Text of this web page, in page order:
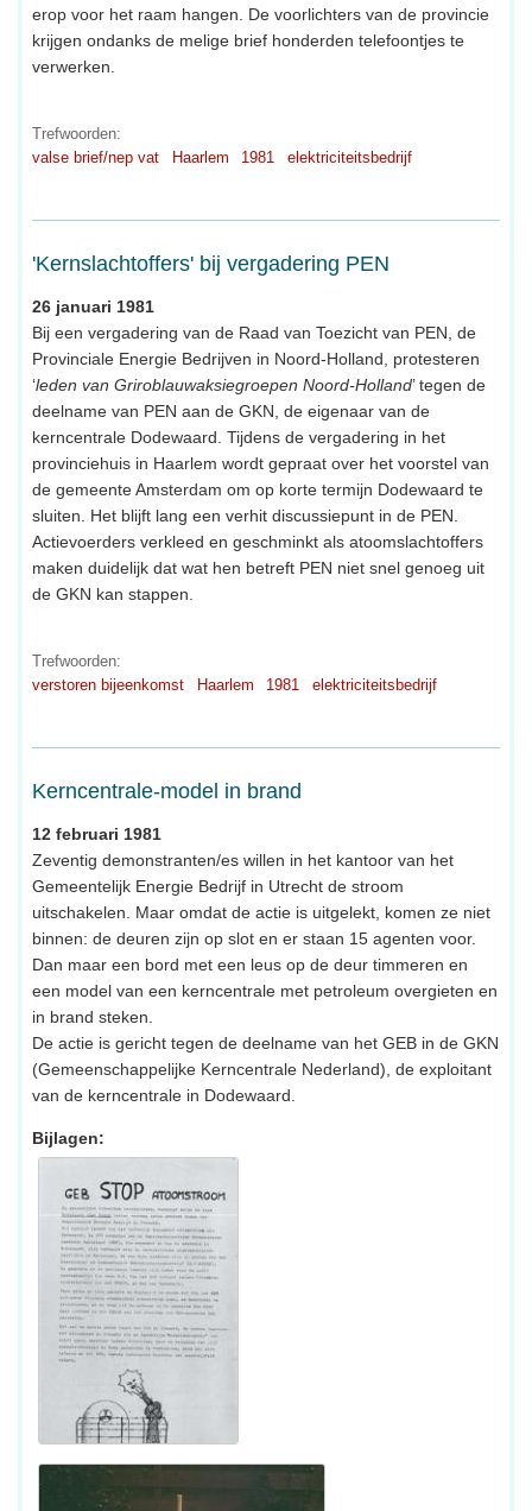
erop voor het raam hangen. De voorlichters van de provincie
krijgen ondanks de melige brief honderden telefoontjes te
verwerken.
Trefwoorden:
valse brief/nep vat
Haarlem 1981 elektriciteitsbedrijf
'Kernslachtoffers' bij vergadering PEN
26 januari 1981
Bij een vergadering van de Raad van Toezicht van PEN, de
Provinciale Energie Bedrijven in Noord-Holland, protesteren
‘leden van Griroblauwaksiegroepen Noord-Holland’ tegen de
deelname van PEN aan de GKN, de eigenaar van de
kerncentrale Dodewaard. Tijdens de vergadering in het
provinciehuis in Haarlem wordt gepraat over het voorstel van
de gemeente Amsterdam om op korte termijn Dodewaard te
sluiten. Het blijft lang een verhit discussiepunt in de PEN.
Actievoerders verkleed en geschminkt als atoomslachtoffers
maken duidelijk dat wat hen betreft PEN niet snel genoeg uit
de GKN kan stappen.
Trefwoorden:
verstoren bijeenkomst
Haarlem 1981 elektriciteitsbedrijf
Kerncentrale-model in brand
12 februari 1981
Zeventig demonstranten/es willen in het kantoor van het
Gemeentelijk Energie Bedrijf in Utrecht de stroom
uitschakelen. Maar omdat de actie is uitgelekt, komen ze niet
binnen: de deuren zijn op slot en er staan 15 agenten voor.
Dan maar een bord met een leus op de deur timmeren en
een model van een kerncentrale met petroleum overgieten en
in brand steken.
De actie is gericht tegen de deelname van het GEB in de GKN
(Gemeenschappelijke Kerncentrale Nederland), de exploitant
van de kerncentrale in Dodewaard.
Bijlagen: